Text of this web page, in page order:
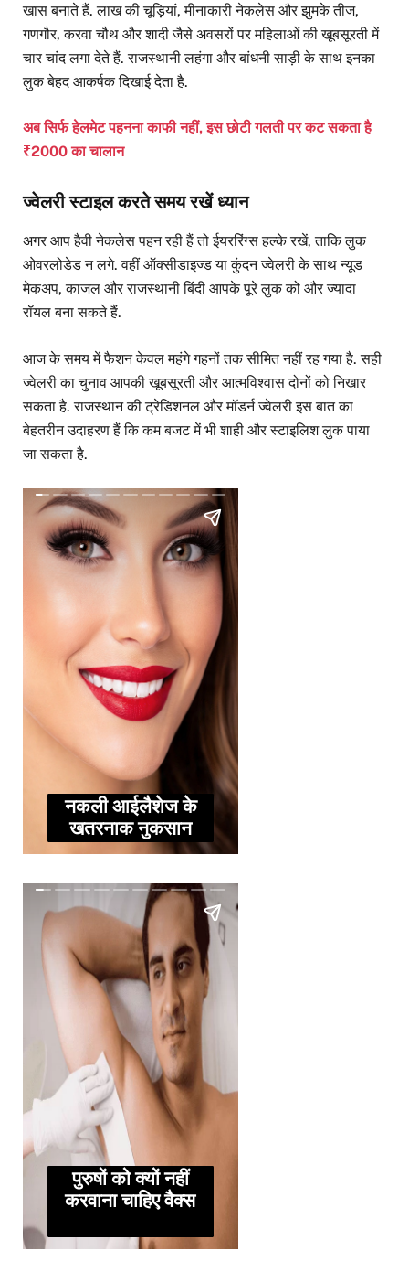
खास बनाते हैं. लाख की चूड़ियां, मीनाकारी नेकलेस और झुमके तीज,
गणगौर, करवा चौथ और शादी जैसे अवसरों पर महिलाओं की खूबसूरती में
चार चांद लगा देते हैं. राजस्थानी लहंगा और बांधनी साड़ी के साथ इनका
लुक बेहद आकर्षक दिखाई देता है.
अब सिर्फ हेलमेट पहनना काफी नहीं, इस छोटी गलती पर कट सकता है
₹2000 का चालान
ज्वेलरी स्टाइल करते समय रखें ध्यान
अगर आप हैवी नेकलेस पहन रही हैं तो ईयररिंग्स हल्के रखें, ताकि लुक
ओवरलोडेड न लगे. वहीं ऑक्सीडाइज्ड या कुंदन ज्वेलरी के साथ न्यूड
मेकअप, काजल और राजस्थानी बिंदी आपके पूरे लुक को और ज्यादा
रॉयल बना सकते हैं.
आज के समय में फैशन केवल महंगे गहनों तक सीमित नहीं रह गया है. सही
ज्वेलरी का चुनाव आपकी खूबसूरती और आत्मविश्वास दोनों को निखार
सकता है. राजस्थान की ट्रेडिशनल और मॉडर्न ज्वेलरी इस बात का
बेहतरीन उदाहरण हैं कि कम बजट में भी शाही और स्टाइलिश लुक पाया
जा सकता है.